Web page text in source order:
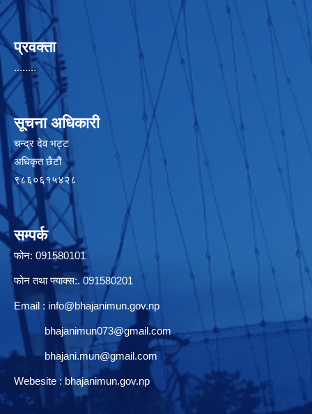
प्रवक्ता
........
सूचना अधिकारी
चन्द्र देव भट्ट
अधिकृत छैटाैं
९८६०६१५४२८
सम्पर्क
फोन: 091580101
फोन तथा फ्याक्स:. 091580201
Email : info@bhajanimun.gov.np
bhajanimun073@gmail.com
bhajani.mun@gmail.com
Webesite : bhajanimun.gov.np